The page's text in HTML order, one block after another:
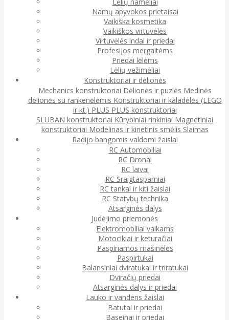
Namų apyvokos prietaisai
Vaikiška kosmetika
Vaikiškos virtuvėlės
Virtuvėlės indai ir priedai
Profesijos mergaitėms
Priedai lėlėms
Lėlių vežimėliai
Konstruktoriai ir dėlionės
Mechanics konstruktoriai Dėlionės ir puzlės Medinės
dėlionės su rankenėlėmis Konstruktoriai ir kaladėlės (LEGO
ir kt.) PLUS PLUS konstruktoriai
SLUBAN konstruktoriai Kūrybiniai rinkiniai Magnetiniai
konstruktoriai Modelinas ir kinetinis smėlis Slaimas
Radijo bangomis valdomi žaislai
RC Automobiliai
RC Dronai
RC laivai
RC Sraigtasparniai
RC tankai ir kiti žaislai
RC Statybų technika
Atsarginės dalys
Judėjimo priemonės
Elektromobiliai vaikams
Motociklai ir keturačiai
Paspiriamos mašinėlės
Paspirtukai
Balansiniai dviratukai ir triratukai
Dviračių priedai
Atsarginės dalys ir priedai
Lauko ir vandens žaislai
Batutai ir priedai
Baseinai ir priedai